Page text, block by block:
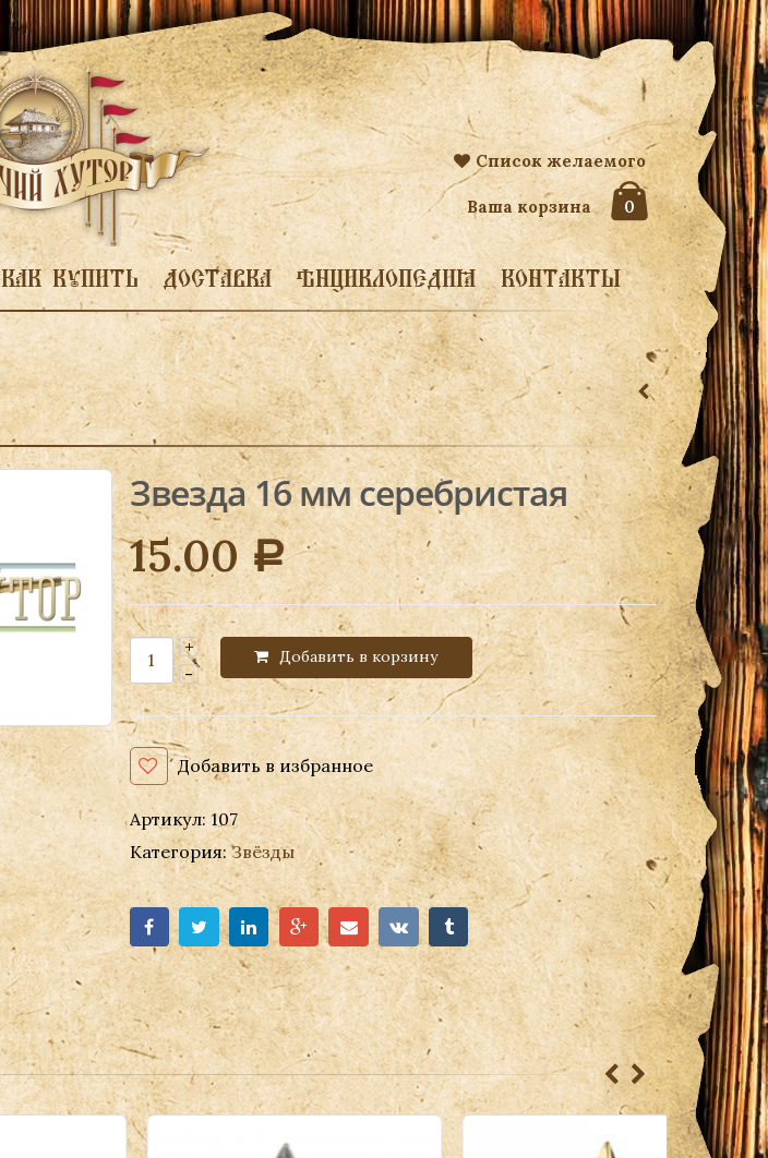
Список желаемого
Ваша корзина 0
КАК КУПИТЬ ДОСТАВКА ЭНЦИКЛОПЕДИЯ КОНТАКТЫ
Звезда 16 мм серебристая
15.00 Р
Добавить в корзину
Добавить в избранное
Артикул: 107
Категория:Звёзды